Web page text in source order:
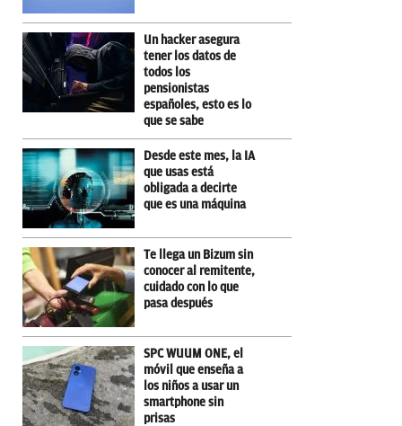
Un hacker asegura
tener los datos de
todos los
pensionistas
españoles, esto es lo
que se sabe
Desde este mes, la IA
que usas está
obligada a decirte
que es una máquina
Te llega un Bizum sin
conocer al remitente,
cuidado con lo que
pasa después
SPC WUUM ONE, el
móvil que enseña a
los niños a usar un
smartphone sin
prisas